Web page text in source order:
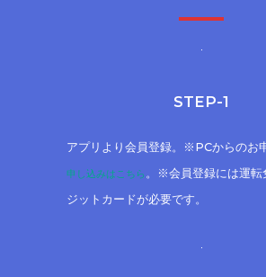
STEP-1
アプリより会員登録。※PCからのお
申し込みはこちら 。※会員登録には運転
ジットカードが必要です。